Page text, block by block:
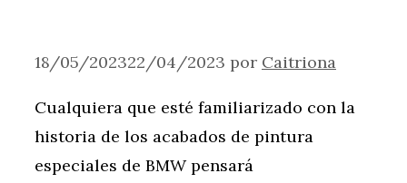
18/05/202322/04/2023 por Caitriona
Cualquiera que esté familiarizado con la
historia de los acabados de pintura
especiales de BMW pensará